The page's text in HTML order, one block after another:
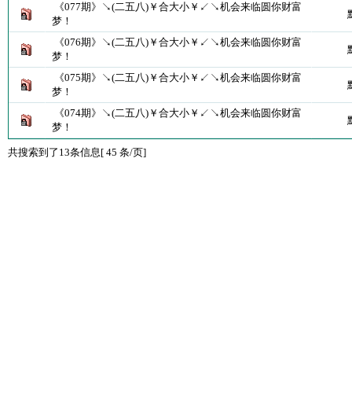
《077期》↘(二五八)￥合大小￥↙↘机会来临圆你财富
梦！
《076期》↘(二五八)￥合大小￥↙↘机会来临圆你财富
梦！
《075期》↘(二五八)￥合大小￥↙↘机会来临圆你财富
梦！
《074期》↘(二五八)￥合大小￥↙↘机会来临圆你财富
梦！
共搜索到了13条信息[ 45 条/页]